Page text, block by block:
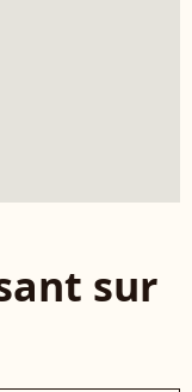
sur